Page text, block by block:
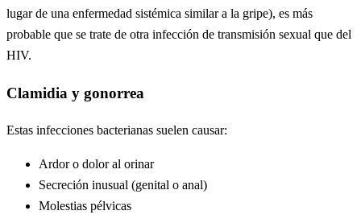
lugar de una enfermedad sistémica similar a la gripe), es más
probable que se trate de otra infección de transmisión sexual que del
HIV.
Clamidia y gonorrea
Estas infecciones bacterianas suelen causar:
Ardor o dolor al orinar
Secreción inusual (genital o anal)
Molestias pélvicas